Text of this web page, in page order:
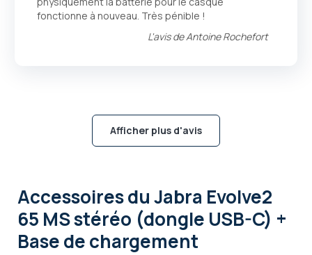
fonctionne à nouveau. Très pénible !
L'avis deAntoine Rochefort
Afficher plus d'avis
Accessoiresdu Jabra Evolve2
65 MS stéréo (dongle USB-C) +
Base de chargement